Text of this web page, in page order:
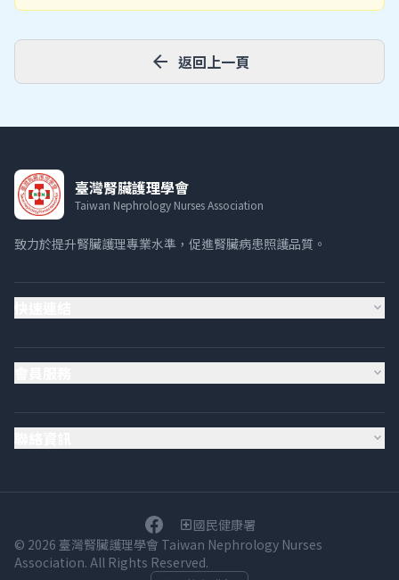
arrow_back 返回上一頁
臺灣腎臟護理學會
Taiwan Nephrology Nurses Association
致力於提升腎臟護理專業水準，促進腎臟病患照護品質。
expand_more
expand_more
expand_more
local_hospital國民健康署
© 2026 臺灣腎臟護理學會 Taiwan Nephrology Nurses
Association. All Rights Reserved.